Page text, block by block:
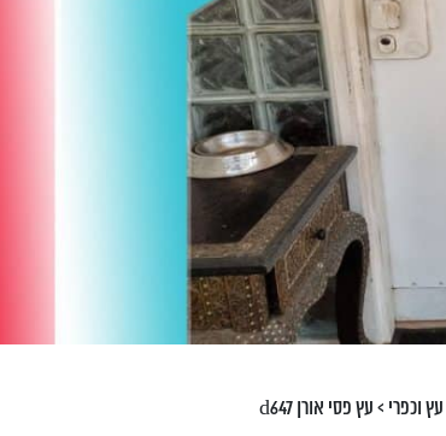
עץ וכפרי > עץ פסי אורן d647